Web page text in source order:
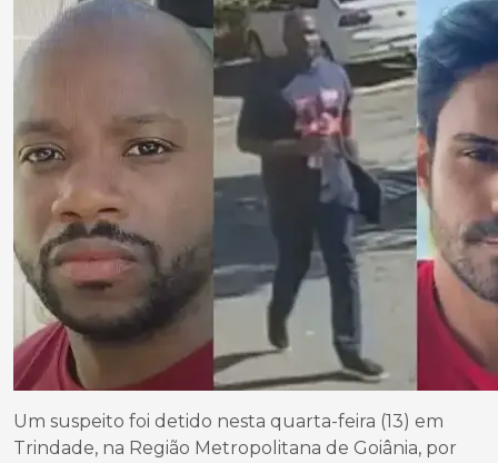
Um suspeito foi detido nesta quarta-feira (13) em
Trindade, na Região Metropolitana de Goiânia, por